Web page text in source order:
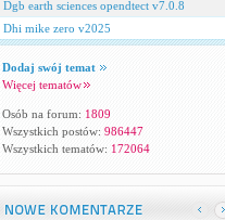
Dgb earth sciences opendtect v7.0.8
Dhi mike zero v2025
Dodaj swój temat
Więcej tematów
Osób na forum: 1809
Wszystkich postów: 986447
Wszystkich tematów: 172064